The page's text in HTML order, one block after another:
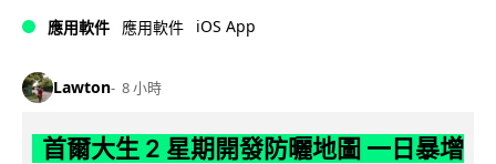
應用軟件 應用軟件 iOS App
Lawton 8 小時
首爾大生 2 星期開發防曬地圖 一日暴增